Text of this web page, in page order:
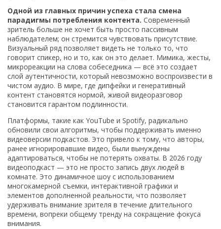
Одной из главных причин успеха стала смена
парадигмы потребления контента. Современный
зритель больше не хочет быть просто пассивным
наблюдателем; он стремится чувствовать присутствие.
Визуальный ряд позволяет видеть не только то, что
говорит спикер, но и то, как он это делает. Мимика, жесты,
микрореакции на слова собеседника — всё это создает
слой аутентичности, который невозможно воспроизвести в
чистом аудио. В мире, где дипфейки и генеративный
контент становятся нормой, живой видеоразговор
становится гарантом подлинности.
Платформы, такие как YouTube и Spotify, радикально
обновили свои алгоритмы, чтобы поддерживать именно
видеоверсии подкастов. Это привело к тому, что авторы,
ранее игнорировавшие видео, были вынуждены
адаптироваться, чтобы не потерять охваты. В 2026 году
видеоподкаст — это не просто запись двух людей в
комнате. Это динамичное шоу с использованием
многокамерной съемки, интерактивной графики и
элементов дополненной реальности, что позволяет
удерживать внимание зрителя в течение длительного
времени, вопреки общему тренду на сокращение фокуса
внимания.